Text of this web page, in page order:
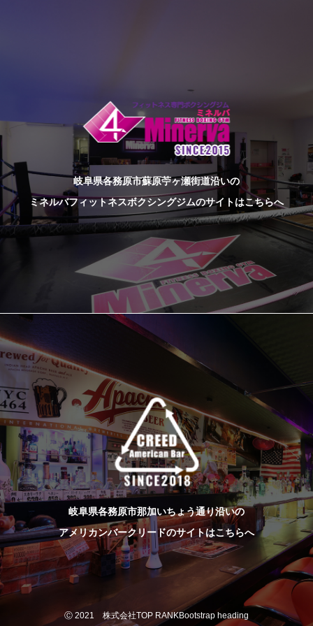
Ⓒ 2021 株式会社TOP RANKBootstrap heading
岐阜県各務原市蘇原苧ヶ瀬街道沿いの
ミネルバフィットネスボクシングジムのサイトはこちらへ
岐阜県各務原市那加いちょう通り沿いの
アメリカンバークリードのサイトはこちらへ